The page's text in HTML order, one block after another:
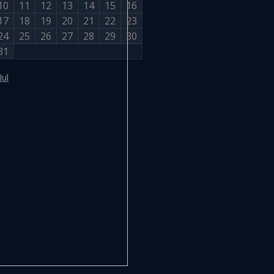
11 12 13 14 15
16
18 19 20 21 22
23
25 26 27 28 29
30